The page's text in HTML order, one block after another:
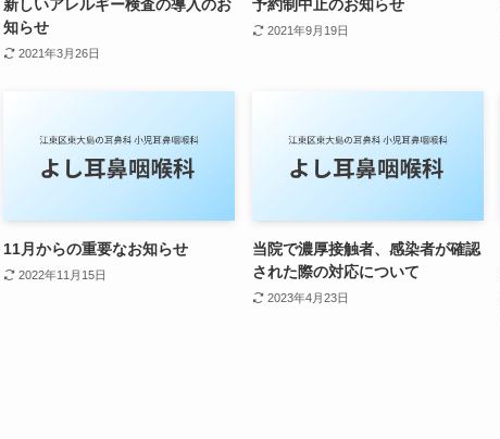
新しいアレルギー検査の導入のお
知らせ
2021年3月26日
予約制中止のお知らせ
2021年9月19日
11月からの重要なお知らせ
2022年11月15日
当院で濃厚接触者、感染者が確認
された際の対応について
2023年4月23日